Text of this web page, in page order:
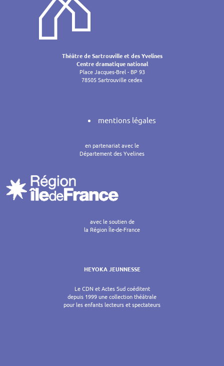
Théâtre de Sartrouville et des Yvelines
Centre dramatique national
Place Jacques-Brel - BP 93
78505 Sartrouville cedex
mentions légales
en partenariat avec le
Département des Yvelines
avec le soutien de
la Région Île-de-France
HEYOKA JEUNNESSE
Le CDN et Actes Sud coéditent
depuis 1999 une collection théâtrale
pour les enfants lecteurs et spectateurs